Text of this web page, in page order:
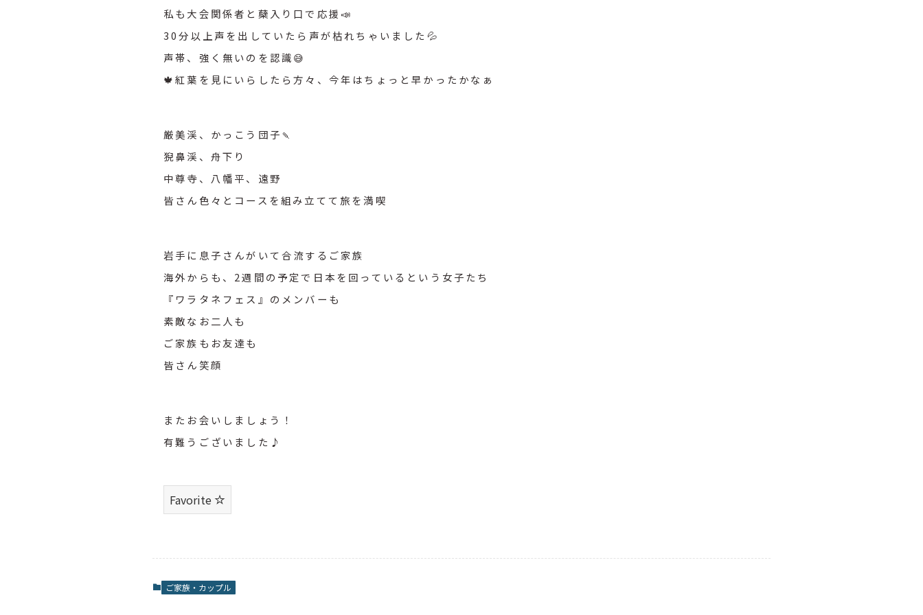
私も大会関係者と蘖入り口で応援📣
30分以上声を出していたら声が枯れちゃいました💦
声帯、強く無いのを認識😅
🍁紅葉を見にいらしたら方々、今年はちょっと早かったかなぁ
厳美渓、かっこう団子🍡
猊鼻渓、舟下り
中尊寺、八幡平、遠野
皆さん色々とコースを組み立てて旅を満喫
岩手に息子さんがいて合流するご家族
海外からも、2週間の予定で日本を回っているという女子たち
『ワラタネフェス』のメンバーも
素敵なお二人も
ご家族もお友達も
皆さん笑顔
またお会いしましょう！
有難うございました♪
Favorite
ご家族・カップル